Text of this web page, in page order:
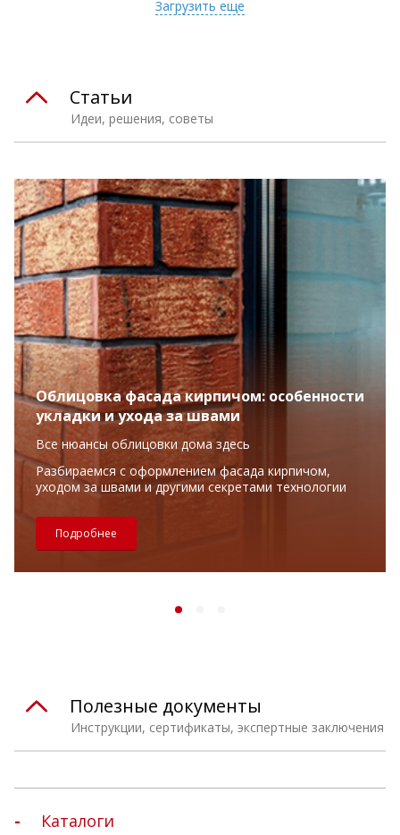
Загрузить еще
Идеи, решения, советы
Статьи
Облицовка фасада кирпичом: особенности
укладки и ухода за швами
Все нюансы облицовки дома здесь
Разбираемся с оформлением фасада кирпичом,
уходом за швами и другими секретами технологии
Подробнее
Инструкции, сертификаты, экспертные заключения
Полезные документы
Каталоги